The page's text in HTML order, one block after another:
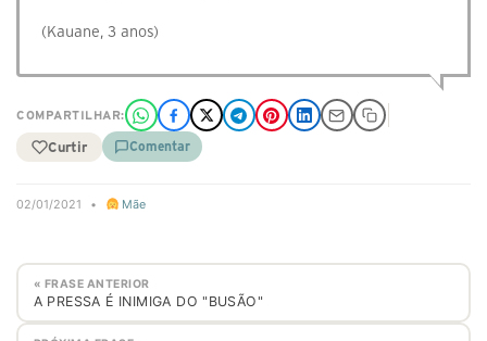
(Kauane, 3 anos)
COMPARTILHAR:
Curtir Comentar
02/01/2021 • Mãe
« FRASE ANTERIOR
A PRESSA É INIMIGA DO "BUSÃO"